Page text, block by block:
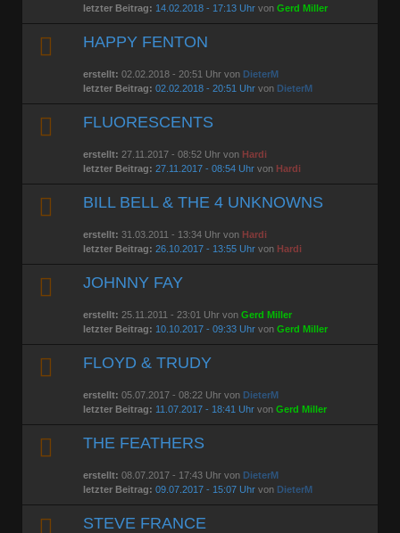
letzter Beitrag: 14.02.2018 - 17:13 Uhr vonGerd Miller
HAPPY FENTON
erstellt: 02.02.2018 - 20:51 Uhr von DieterM
letzter Beitrag: 02.02.2018 - 20:51 Uhr von DieterM
FLUORESCENTS
erstellt: 27.11.2017 - 08:52 Uhr von Hardi
letzter Beitrag: 27.11.2017 - 08:54 Uhr von Hardi
BILL BELL & THE 4 UNKNOWNS
erstellt: 31.03.2011 - 13:34 Uhr von Hardi
letzter Beitrag: 26.10.2017 - 13:55 Uhr von Hardi
JOHNNY FAY
erstellt: 25.11.2011 - 23:01 Uhr vonGerd Miller
letzter Beitrag: 10.10.2017 - 09:33 Uhr vonGerd Miller
FLOYD & TRUDY
erstellt: 05.07.2017 - 08:22 Uhr von DieterM
letzter Beitrag: 11.07.2017 - 18:41 Uhr vonGerd Miller
THE FEATHERS
erstellt: 08.07.2017 - 17:43 Uhr von DieterM
letzter Beitrag: 09.07.2017 - 15:07 Uhr von DieterM
STEVE FRANCE